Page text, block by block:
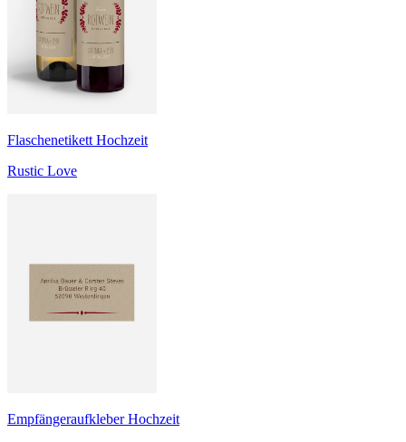
Flaschenetikett Hochzeit
Rustic Love
Empfängeraufkleber Hochzeit